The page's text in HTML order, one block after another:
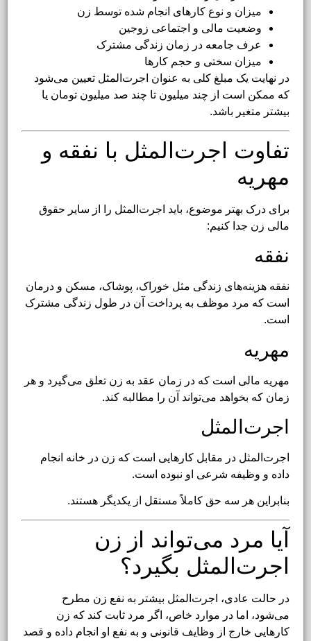
میزان و نوع کارهای انجام شده توسط زن
وضعیت مالی و اجتماعی زوجین
عرف جامعه در زمان زندگی مشترک
میزان سختی و حجم کارها
در نهایت یک مبلغ کلی به عنوان اجرت‌المثل تعیین می‌شود
که ممکن است از چند میلیون تا چند صد میلیون تومان یا
بیشتر متغیر باشد.
تفاوت اجرت‌المثل با نفقه و
مهریه
برای درک بهتر موضوع، باید اجرت‌المثل را از سایر حقوق
مالی زن جدا کنیم:
نفقه
نفقه هزینه‌های زندگی مثل خوراک، پوشاک، مسکن و درمان
است که مرد موظف به پرداخت آن در طول زندگی مشترک
است.
مهریه
مهریه مالی است که در زمان عقد به زن تعلق می‌گیرد و هر
زمان که بخواهد می‌تواند آن را مطالبه کند.
اجرت‌المثل
اجرت‌المثل در مقابل کارهایی است که زن در خانه انجام
داده و وظیفه شرعی او نبوده است.
بنابراین هر سه حق کاملاً مستقل از یکدیگر هستند.
آیا مرد می‌تواند از زن
اجرت‌المثل بگیرد؟
در حالت عادی، اجرت‌المثل بیشتر به نفع زن مطرح
می‌شود، اما در موارد خاص، اگر مرد ثابت کند که زن
کارهایی خارج از وظایف قانونی و به نفع او انجام داده و قصد